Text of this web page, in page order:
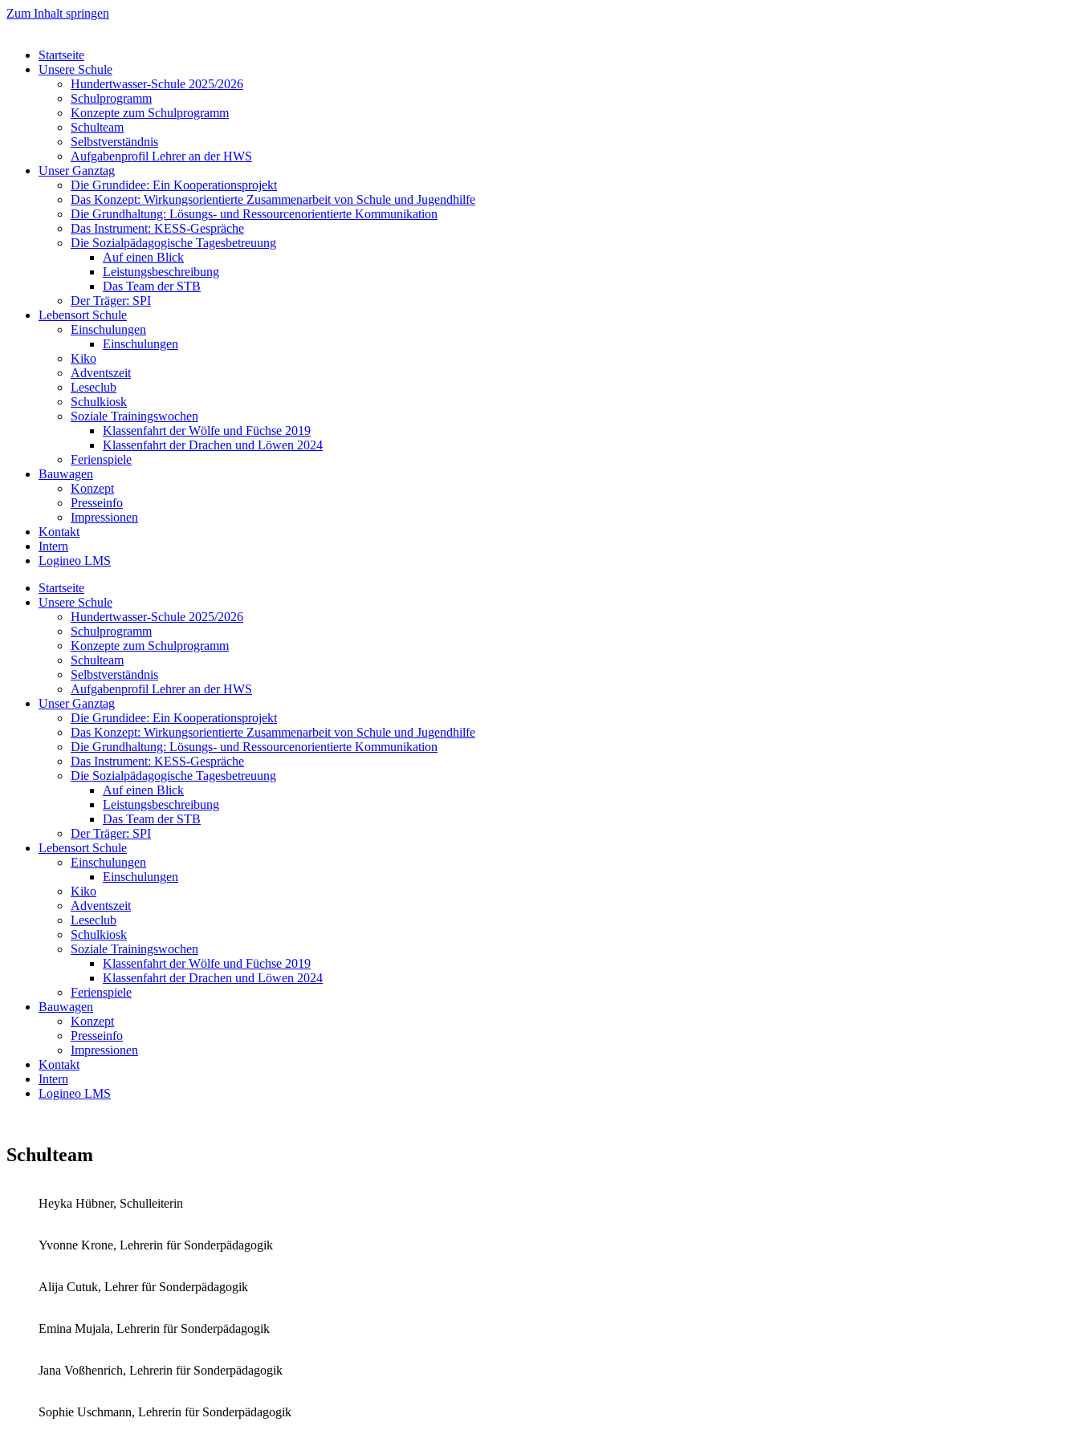
Zum Inhalt springen
Startseite
Unsere Schule
Hundertwasser-Schule 2025/2026
Schulprogramm
Konzepte zum Schulprogramm
Schulteam
Selbst­ver­ständ­nis
Aufgabenprofil Lehrer an der HWS
Unser Ganztag
Die Grundidee: Ein Kooperationsprojekt
Das Konzept: Wirkungsorientierte Zusammenarbeit von Schule und Jugendhilfe
Die Grundhaltung: Lösungs- und Ressourcenorientierte Kommunikation
Das Instrument: KESS-Gespräche
Die Sozialpädagogische Tagesbetreuung
Auf einen Blick
Leistungsbeschreibung
Das Team der STB
Der Träger: SPI
Lebensort Schule
Einschulungen
Einschulungen
Kiko
Adventszeit
Leseclub
Schulkiosk
Soziale Trainingswochen
Klassenfahrt der Wölfe und Füchse 2019
Klassenfahrt der Drachen und Löwen 2024
Ferienspiele
Bauwagen
Konzept
Presseinfo
Impressionen
Kontakt
Intern
Logineo LMS
Startseite
Unsere Schule
Hundertwasser-Schule 2025/2026
Schulprogramm
Konzepte zum Schulprogramm
Schulteam
Selbst­ver­ständ­nis
Aufgabenprofil Lehrer an der HWS
Unser Ganztag
Die Grundidee: Ein Kooperationsprojekt
Das Konzept: Wirkungsorientierte Zusammenarbeit von Schule und Jugendhilfe
Die Grundhaltung: Lösungs- und Ressourcenorientierte Kommunikation
Das Instrument: KESS-Gespräche
Die Sozialpädagogische Tagesbetreuung
Auf einen Blick
Leistungsbeschreibung
Das Team der STB
Der Träger: SPI
Lebensort Schule
Einschulungen
Einschulungen
Kiko
Adventszeit
Leseclub
Schulkiosk
Soziale Trainingswochen
Klassenfahrt der Wölfe und Füchse 2019
Klassenfahrt der Drachen und Löwen 2024
Ferienspiele
Bauwagen
Konzept
Presseinfo
Impressionen
Kontakt
Intern
Logineo LMS
Schulteam
Heyka Hübner, Schulleiterin
Yvonne Krone, Lehrerin für Sonderpädagogik
Alija Cutuk, Lehrer für Sonderpädagogik
Emina Mujala, Lehrerin für Sonderpädagogik
Jana Voßhenrich, Lehrerin für Sonderpädagogik
Sophie Uschmann, Lehrerin für Sonderpädagogik